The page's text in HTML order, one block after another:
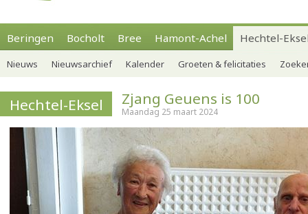
Beringen Bocholt Bree Hamont-Achel Hechtel-
Nieuws Nieuwsarchief Kalender Groeten & felicitaties
Hechtel-Eksel Zjang Geuens is 100
Maandag 25 maart 2024